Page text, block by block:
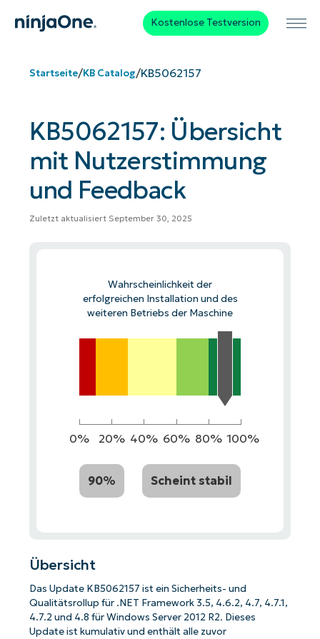
Kostenlose Testversion
Startseite/KB Catalog/KB5062157
KB5062157: Übersicht
mit Nutzerstimmung
und Feedback
Zuletzt aktualisiert September 30, 2025
Wahrscheinlichkeit der
erfolgreichen Installation und des
weiteren Betriebs der Maschine
0% 20% 40% 60% 80% 100%
90% Scheint stabil
Übersicht
Das Update KB5062157 ist ein Sicherheits- und
Qualitätsrollup für .NET Framework 3.5, 4.6.2, 4.7, 4.7.1,
4.7.2 und 4.8 für Windows Server 2012 R2. Dieses
Update ist kumulativ und enthält alle zuvor